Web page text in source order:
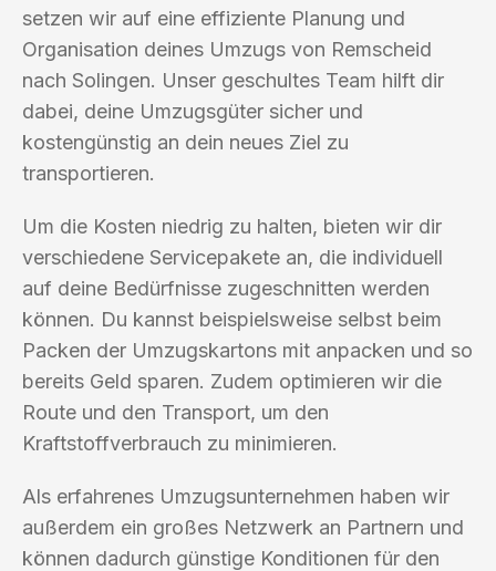
setzen wir auf eine effiziente Planung und
Organisation deines Umzugs von Remscheid
nach Solingen. Unser geschultes Team hilft dir
dabei, deine Umzugsgüter sicher und
kostengünstig an dein neues Ziel zu
transportieren.
Um die Kosten niedrig zu halten, bieten wir dir
verschiedene Servicepakete an, die individuell
auf deine Bedürfnisse zugeschnitten werden
können. Du kannst beispielsweise selbst beim
Packen der Umzugskartons mit anpacken und so
bereits Geld sparen. Zudem optimieren wir die
Route und den Transport, um den
Kraftstoffverbrauch zu minimieren.
Als erfahrenes Umzugsunternehmen haben wir
außerdem ein großes Netzwerk an Partnern und
können dadurch günstige Konditionen für den